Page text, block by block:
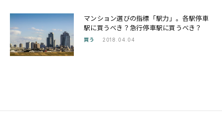
マンション選びの指標「駅力」。各駅停車
駅に買うべき？急行停車駅に買うべき？
買う 2018.04.04